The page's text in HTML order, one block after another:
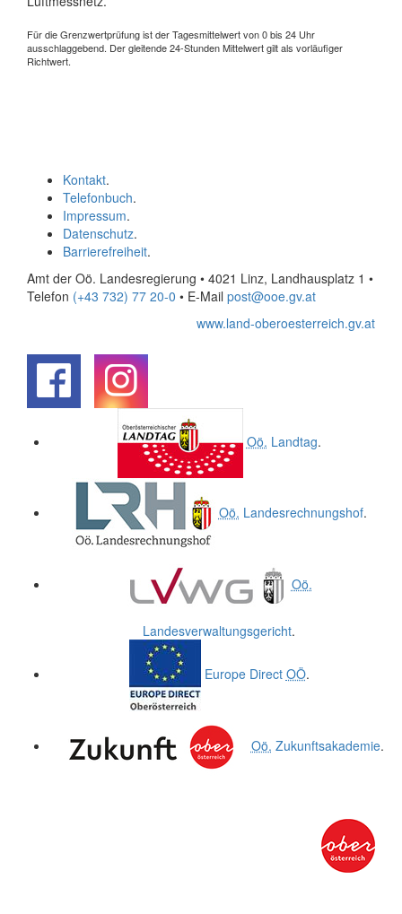
Für die Grenzwertprüfung ist der Tagesmittelwert von 0 bis 24 Uhr
ausschlaggebend. Der gleitende 24-Stunden Mittelwert gilt als vorläufiger
Richtwert.
Kontakt.
Telefonbuch.
Impressum.
Datenschutz.
Barrierefreiheit.
Amt der Oö. Landesregierung • 4021 Linz, Landhausplatz 1 •
Telefon (+43 732) 77 20-0 • E-Mail post@ooe.gv.at
www.land-oberoesterreich.gv.at
Oö. Landtag.
Oö. Landesrechnungshof.
Oö.
Landesverwaltungsgericht.
Europe Direct OÖ.
Oö. Zukunftsakademie.